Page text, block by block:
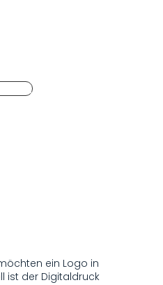
ein Logo in
ist der Digitaldruck